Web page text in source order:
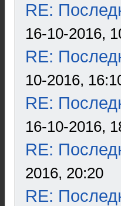
RE:
16-10-2016,
RE:
10-2016,
RE:
16-10-2016,
RE:
2016, 20:20
RE: